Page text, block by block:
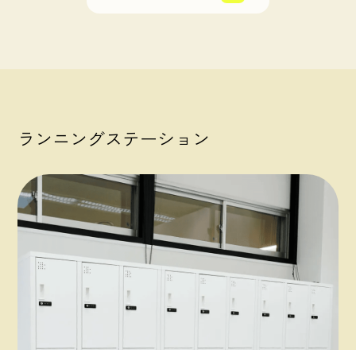
ランニングステーション